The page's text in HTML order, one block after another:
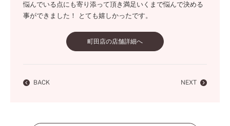
悩んでいる点にも寄り添って頂き満足いくまで悩んで決める
事ができました！ とても嬉しかったです。
町田店の店舗詳細へ
BACK NEXT